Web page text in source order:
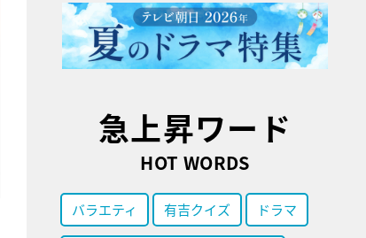
急上昇ワード
HOT WORDS
バラエティ 有吉クイズ ドラマ